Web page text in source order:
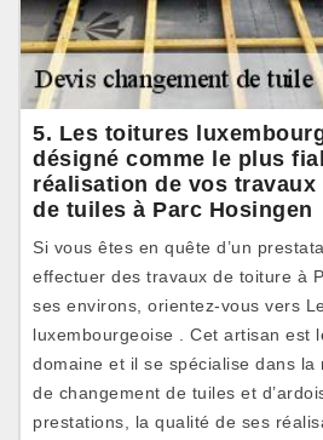
5. Les toitures
désigné comme le plus
réalisation de vos travaux
de tuiles à Parc Hosingen
Si vous êtes en quête d’un
effectuer des travaux de toiture à
ses environs, orientez-vous vers
luxembourgeoise . Cet artisan est
domaine et il se spécialise dans
de changement de tuiles et
prestations, la qualité de ses